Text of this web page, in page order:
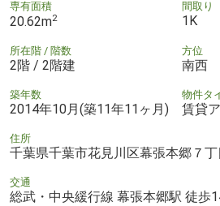
専有面積
20.62m2
間取り
1K
所在階 / 階数
2階 / 2階建
方位
南西
築年数
2014年10月(築11年11ヶ月)
物件タ
賃貸
住所
千葉県千葉市花見川区幕張本郷７
交通
総武・中央緩行線 幕張本郷駅 徒歩